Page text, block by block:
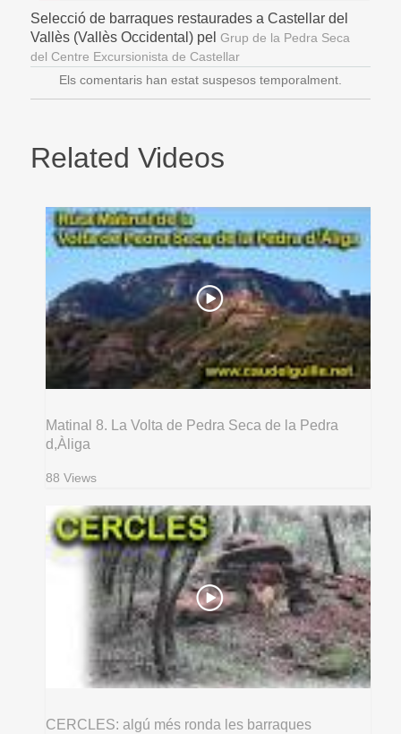
Selecció de barraques restaurades a Castellar del
Vallès (Vallès Occidental) pelGrup de la Pedra Seca
del Centre Excursionista de Castellar
Els comentaris han estat suspesos temporalment.
Related Videos
Matinal 8. La Volta de Pedra Seca de la Pedra
d,Àliga
88 Views
CERCLES: algú més ronda les barraques